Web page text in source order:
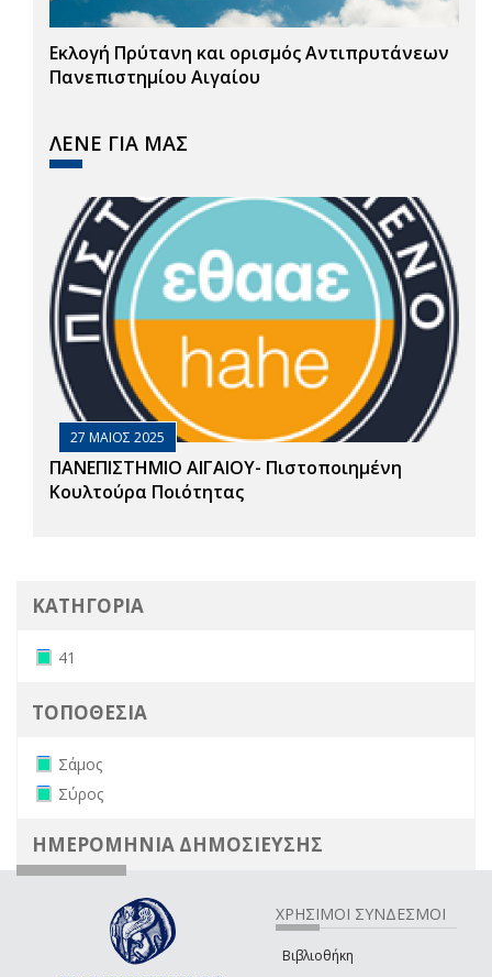
Εκλογή Πρύτανη και ορισμός Αντιπρυτάνεων
Πανεπιστημίου Αιγαίου
ΛΕΝΕ ΓΙΑ ΜΑΣ
27 ΜΑΙΟΣ 2025
ΠΑΝΕΠΙΣΤΗΜΙΟ ΑΙΓΑΙΟΥ- Πιστοποιημένη
Κουλτούρα Ποιότητας
ΚΑΤΗΓΟΡΙΑ
Remove 41 filter
41
ΤΟΠΟΘΕΣΙΑ
Remove Σάμος filter
Σάμος
Remove Σύρος filter
Σύρος
ΗΜΕΡΟΜΗΝΙΑ ΔΗΜΟΣΙΕΥΣΗΣ
ΧΡΗΣΙΜΟΙ ΣΥΝΔΕΣΜΟΙ
Βιβλιοθήκη